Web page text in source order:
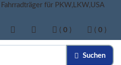
( 0 ) ( 0 )
Suchen